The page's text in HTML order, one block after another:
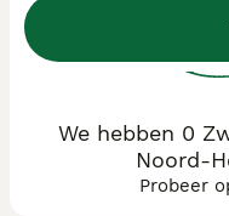
We hebben 0
Noord-
Probeer